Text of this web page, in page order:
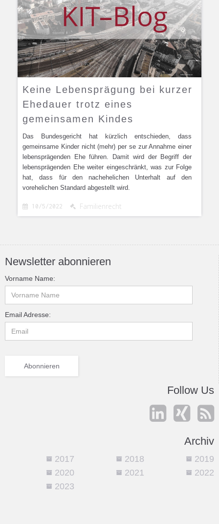
Keine Lebensprägung bei kurzer
Ehedauer trotz eines
gemeinsamen Kindes
Das Bundesgericht hat kürzlich entschieden, dass
gemeinsame Kinder nicht (mehr) per se zur Annahme einer
lebensprägenden Ehe führen. Damit wird der Begriff der
lebensprägenden Ehe weiter eingeschränkt, was zur Folge
hat, dass für den nachehelichen Unterhalt auf den
vorehelichen Standard abgestellt wird.
 10/5/2022  Familienrecht
Newsletter abonnieren
Vorname Name:
Email Adresse:
Follow Us
  
Archiv
2017
 2018
 2019

2020
 2021
 2022

2023
